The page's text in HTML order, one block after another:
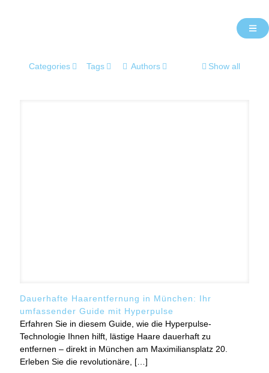
Categories Tags Authors Show all
Dauerhafte Haarentfernung in München: Ihr
umfassender Guide mit Hyperpulse
Erfahren Sie in diesem Guide, wie die Hyperpulse-
Technologie Ihnen hilft, lästige Haare dauerhaft zu
entfernen – direkt in München am Maximiliansplatz 20.
Erleben Sie die revolutionäre, […]